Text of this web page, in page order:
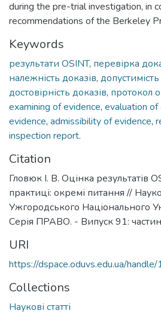
during the pre-trial investigation, in
recommendations of the Berkeley
Keywords
результати OSINT, перевірка
належність доказів,
достовірність доказів, протокол
examining of evidence, evaluation of
evidence, admissibility of evidence,
inspection report.
Citation
Гловюк І. В. Оцінка результатів
практиці: окремі питання //
Ужгородського Національного
Серія ПРАВО. - Випуск 91:
URI
https://dspace.oduvs.edu.ua/
Collections
Наукові статті